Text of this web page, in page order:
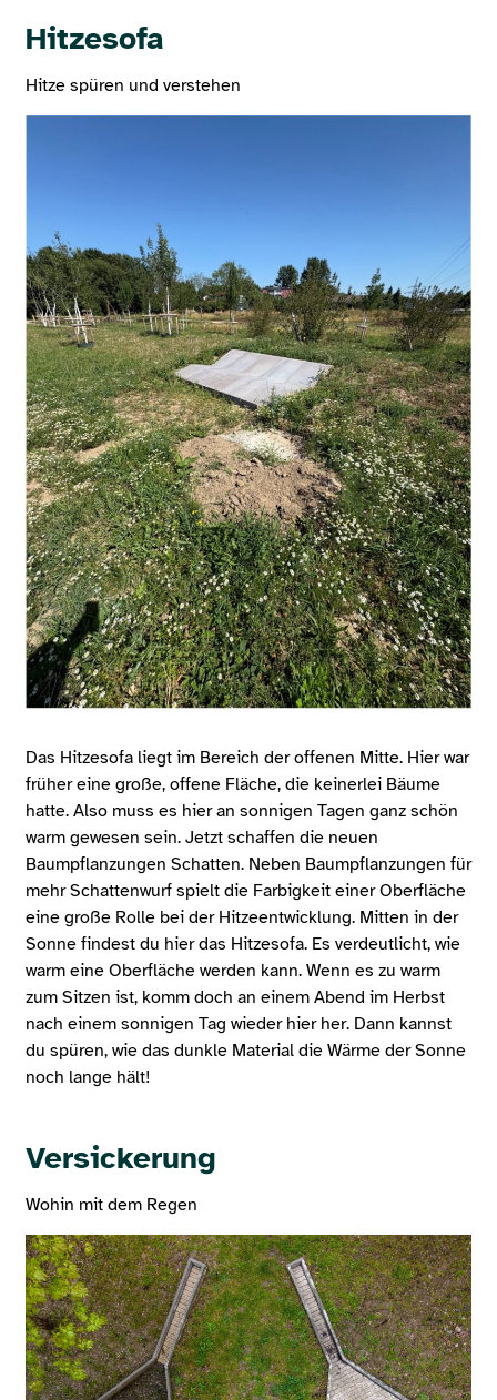
Hitzesofa
Hitze spüren und verstehen
Das Hitzesofa liegt im Bereich der offenen Mitte. Hier war
früher eine große, offene Fläche, die keinerlei Bäume
hatte. Also muss es hier an sonnigen Tagen ganz schön
warm gewesen sein. Jetzt schaffen die neuen
Baumpflanzungen Schatten. Neben Baumpflanzungen für
mehr Schattenwurf spielt die Farbigkeit einer Oberfläche
eine große Rolle bei der Hitzeentwicklung. Mitten in der
Sonne findest du hier das Hitzesofa. Es verdeutlicht, wie
warm eine Oberfläche werden kann. Wenn es zu warm
zum Sitzen ist, komm doch an einem Abend im Herbst
nach einem sonnigen Tag wieder hier her. Dann kannst
du spüren, wie das dunkle Material die Wärme der Sonne
noch lange hält!
Versickerung
Wohin mit dem Regen